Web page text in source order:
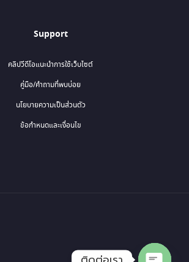
Support
คลิปวีดีโอแนะนำการใช้เว็บไซต์
คู่มือ/คำถามที่พบบ่อย
นโยบายความเป็นส่วนตัว
ข้อกำหนดและเงื่อนไข